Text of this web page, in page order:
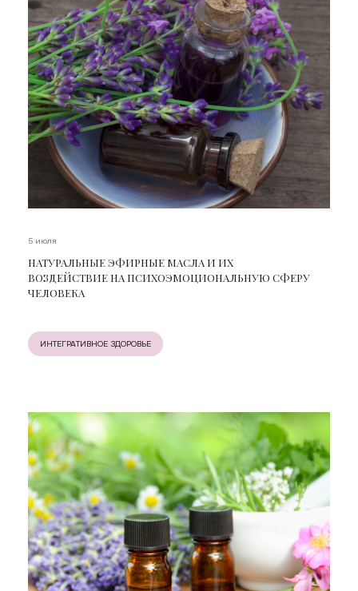
5 июля
НАТУРАЛЬНЫЕ ЭФИРНЫЕ МАСЛА И ИХ
ВОЗДЕЙСТВИЕ НА ПСИХОЭМОЦИОНАЛЬНУЮ СФЕРУ
ЧЕЛОВЕКА
ИНТЕГРАТИВНОЕ ЗДОРОВЬЕ